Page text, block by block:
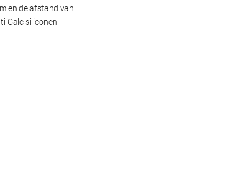
en de afstand van
Calc siliconen